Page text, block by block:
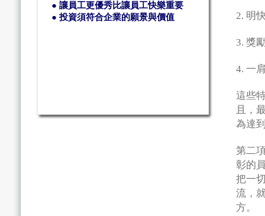
● 讓員工更優秀比讓員工快樂重要
● 投資須符合企業的願景與價值
2. 明
3. 獎
4. 一
這些
且，
為達
第二
彰的
把一
流，
方。